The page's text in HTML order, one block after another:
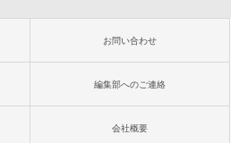
お問い合わせ
編集部へのご連絡
会社概要